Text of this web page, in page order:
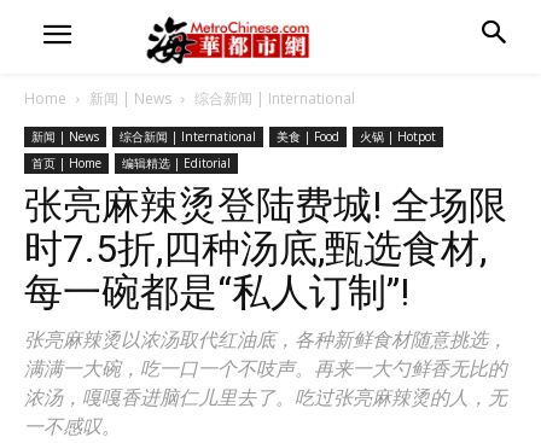
Home 新闻 | News 综合新闻 | International
新闻 | News 综合新闻 | International 美食 | Food
火锅 | Hotpot
首页 | Home
编辑精选 | Editorial
张亮麻辣烫登陆费城! 全场限
时7.5折,四种汤底,甄选食材,
每一碗都是“私人订制”!
张亮麻辣烫以浓汤取代红油底，各种新鲜食材随意挑选，
满满一大碗，吃一口一个不吱声。再来一大勺鲜香无比的
浓汤，嘎嘎香进脑仁儿里去了。吃过张亮麻辣烫的人，无
一不感叹。